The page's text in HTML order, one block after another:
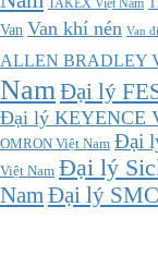
TAKEX Việt Nam
Van Van khí nén Van
ALLEN BRADLEY
NamĐại lý
Đại lý KEYENCE
OMRON Việt Nam Đại
Việt Nam Đại lý
Nam Đại lý